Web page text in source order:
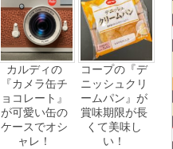
カルディの
『カメラ缶チ
ョコレート』
が可愛い缶の
ケースでオシ
ャレ！
コープの『デ
ニッシュクリ
ームパン』が
賞味期限が長
くて美味し
い！